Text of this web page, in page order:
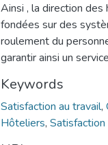
Ainsi , la direction
fondées sur des
roulement du
garantir ainsi un
Keywords
Satisfaction au travail,
Hôteliers,